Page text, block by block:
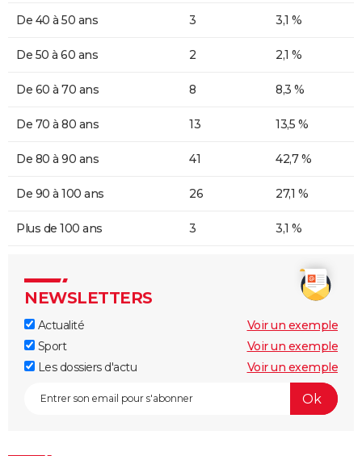
De 40 à 50 ans 3 3,1 %
De 50 à 60 ans 2 2,1 %
De 60 à 70 ans 8 8,3 %
De 70 à 80 ans 13 13,5 %
De 80 à 90 ans 41 42,7 %
De 90 à 100 ans 26 27,1 %
Plus de 100 ans 3 3,1 %
NEWSLETTERS
Actualité
Voir un exemple
Sport
Voir un exemple
Les dossiers d'actu
Voir un exemple